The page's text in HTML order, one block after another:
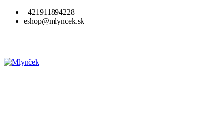
+421911894228
eshop@mlyncek.sk